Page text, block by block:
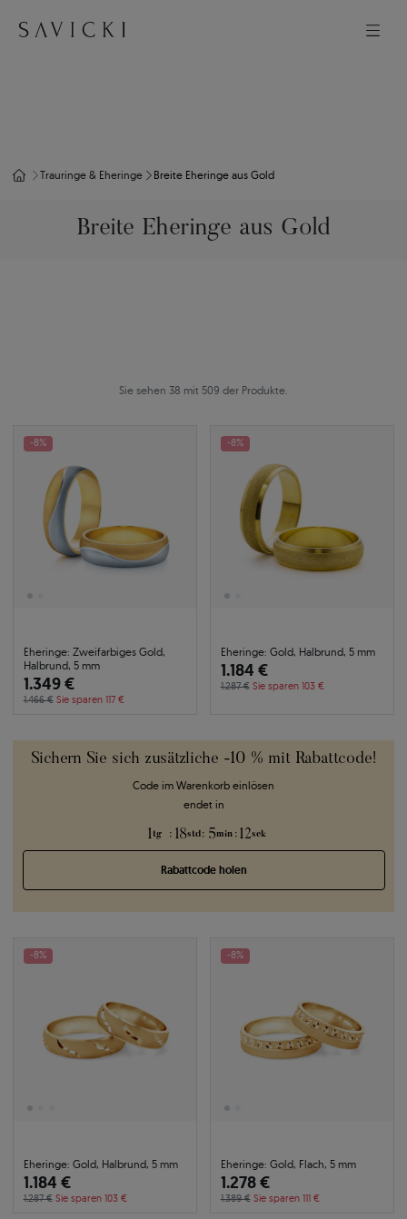
Trauringe & Eheringe Breite Eheringe aus Gold
Breite Eheringe aus Gold
Sie sehen 38 mit 509 der Produkte.
Sichern Sie sich zusätzliche -10 % mit Rabattcode!
Code im Warenkorb einlösen
endet in
1 tg : 18std : 5min : 11sek
Rabattcode holen
-8%
Eheringe: Zweifarbiges Gold,
Halbrund, 5 mm
1.349 €
1.466 € Sie sparen 117 €
-8%
Eheringe: Gold, Halbrund, 5 mm
1.184 €
1.287 € Sie sparen 103 €
-8%
Eheringe: Gold, Halbrund, 5 mm
1.184 €
1.287 € Sie sparen 103 €
-8%
Eheringe: Gold, Flach, 5 mm
1.278 €
1.389 € Sie sparen 111 €